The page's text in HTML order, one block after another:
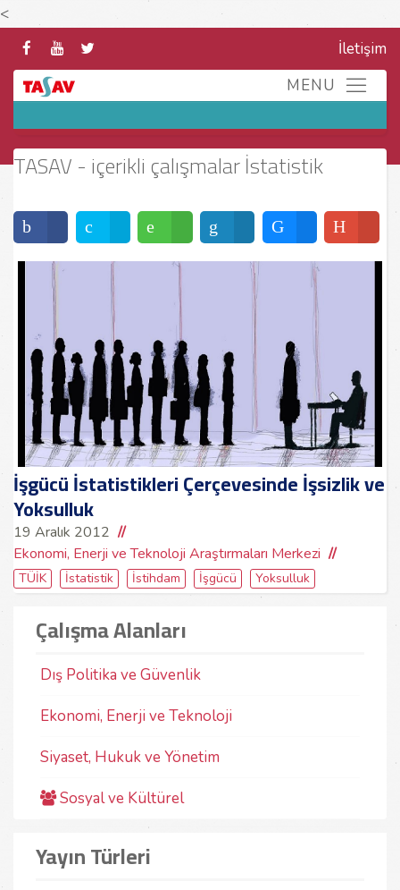
<
İletişim
TASAV - içerikli çalışmalar İstatistik
İşgücü İstatistikleri Çerçevesinde İşsizlik ve
Yoksulluk
19 Aralık 2012
Ekonomi, Enerji ve Teknoloji Araştırmaları Merkezi
TÜİK İstatistik İstihdam İşgücü Yoksulluk
Çalışma Alanları
Dış Politika ve Güvenlik
Ekonomi, Enerji ve Teknoloji
Siyaset, Hukuk ve Yönetim
Sosyal ve Kültürel
Yayın Türleri